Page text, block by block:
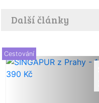
Další články
Cestování